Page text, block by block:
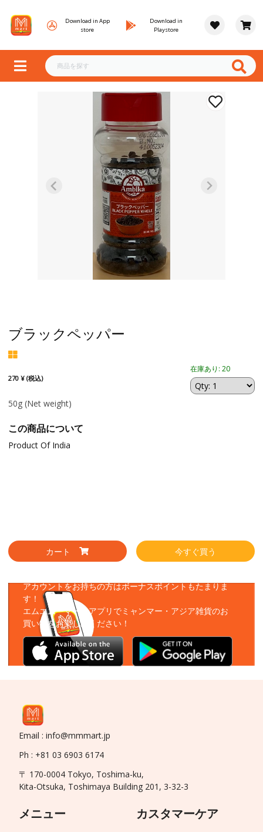
Download in App
store
Download in
Playstore
ブラックペッパー
270 ¥ (税込)
在庫あり: 20
50g (Net weight)
この商品について
Product Of India
カート 今すぐ買う
アカウントをお持ちの方はボーナスポイントもたまりま
す！
エムエムーマートアプリでミャンマー・アジア雑貨のお
買い物をお楽しみください！
Email : info@mmmart.jp
Ph : +81 03 6903 6174
〒 170-0004 Tokyo, Toshima-ku,
Kita-Otsuka, Toshimaya Building 201, 3-32-3
メニュー カスタマーケア